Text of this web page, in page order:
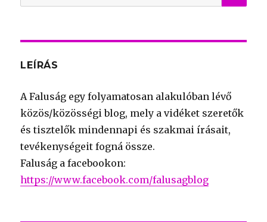
for:
LEÍRÁS
A Faluság egy folyamatosan alakulóban lévő
közös/közösségi blog, mely a vidéket szeretők
és tisztelők mindennapi és szakmai írásait,
tevékenységeit fogná össze.
Faluság a facebookon:
https://www.facebook.com/falusagblog